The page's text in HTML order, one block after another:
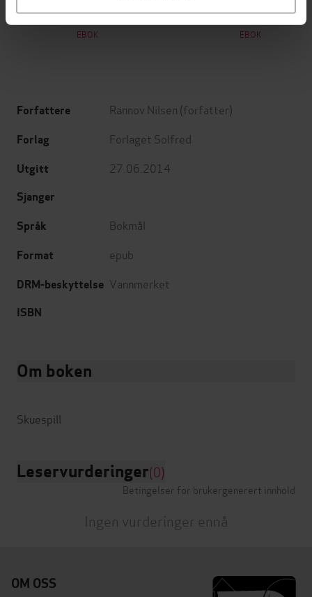
Jo Nesbø
EBOK
Jørn Lier Horst
EBOK
Forfattere Rannov Nilsen (forfatter)
Forlag Forlaget Solfred
Utgitt 27.06.2014
Sjanger
Språk
Bokmål
Format epub
DRM-beskyttelse Vannmerket
ISBN
Om boken
Leservurderinger(0)
Betingelser for brukergenerert innhold
Ingen vurderinger ennå
OM OSS